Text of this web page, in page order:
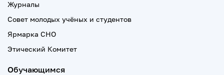
Журналы
Совет молодых учёных и студентов
Ярмарка СНО
Этический Комитет
Обучающимся